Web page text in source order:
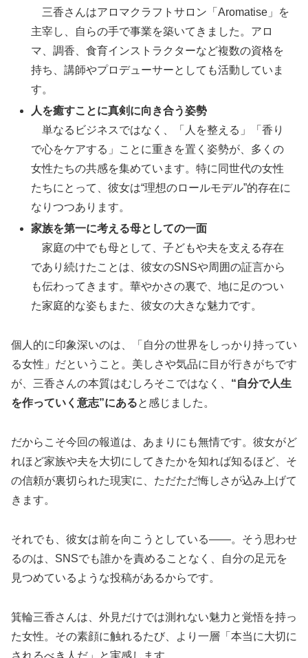
三香さんはアロマクラフトサロン「Aromatise」を
主宰し、自らの手で事業を築いてきました。アロ
マ、調香、食育インストラクターなど複数の資格を
持ち、講師やプロデューサーとしても活動していま
す。
人を癒すことに真剣に向き合う姿勢
単なるビジネスではなく、「人を整える」「香り
で心をケアする」ことに重きを置く姿勢が、多くの
女性たちの共感を集めています。特に同世代の女性
たちにとって、彼女は“理想のロールモデル”的存在に
なりつつあります。
家族を第一に考える母としての一面
家庭の中でも母として、子どもや夫を支える存在
であり続けたことは、彼女のSNSや周囲の証言から
も伝わってきます。華やかさの裏で、地に足のつい
た家庭的な姿もまた、彼女の大きな魅力です。
個人的に印象深いのは、「自分の世界をしっかり持ってい
る女性」だということ。美しさや気品に目が行きがちです
が、三香さんの本質はむしろそこではなく、 “自分で人生
を作っていく意志”にあると感じました。
だからこそ今回の報道は、あまりにも無情です。彼女がど
れほど家族や夫を大切にしてきたかを知れば知るほど、そ
の信頼が裏切られた現実に、ただただ悔しさが込み上げて
きます。
それでも、彼女は前を向こうとしている――。そう思わせ
るのは、SNSでも誰かを責めることなく、自分の足元を
見つめているような投稿があるからです。
箕輪三香さんは、外見だけでは測れない魅力と覚悟を持っ
た女性。その素顔に触れるたび、より一層「本当に大切に
されるべき人だ」と実感します。